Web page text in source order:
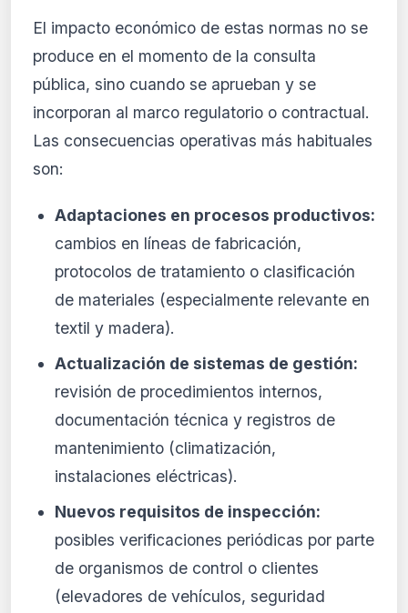
El impacto económico de estas normas no se
produce en el momento de la consulta
pública, sino cuando se aprueban y se
incorporan al marco regulatorio o contractual.
Las consecuencias operativas más habituales
son:
Adaptaciones en procesos productivos:
cambios en líneas de fabricación,
protocolos de tratamiento o clasificación
de materiales (especialmente relevante en
textil y madera).
Actualización de sistemas de gestión:
revisión de procedimientos internos,
documentación técnica y registros de
mantenimiento (climatización,
instalaciones eléctricas).
Nuevos requisitos de inspección:
posibles verificaciones periódicas por parte
de organismos de control o clientes
(elevadores de vehículos, seguridad